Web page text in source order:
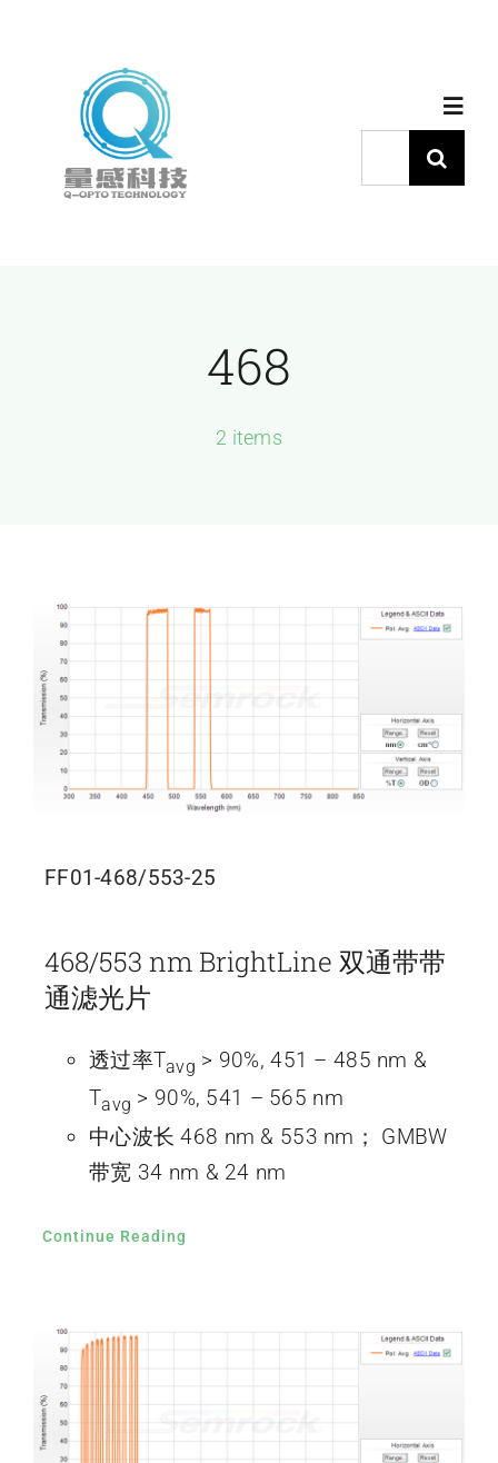
关于量感
联系我们
索：
468
2 items
FF01-468/553-25
468/553 nm BrightLine 双通带带
通滤光片
透过率Tavg > 90%, 451 – 485 nm &
Tavg > 90%, 541 – 565 nm
中心波长 468 nm & 553 nm； GMBW
带宽 34 nm & 24 nm
Continue Reading